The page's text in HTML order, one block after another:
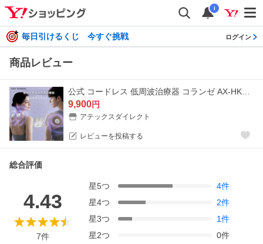
i
毎日引けるくじ 今すぐ挑戦 ログイン
商品レビュー
9,900円
アテックスダイレクト
レビューを投稿する
総合評価
4.43
7件
星5つ 4件
星4つ 2件
星3つ 1件
星2つ 0件